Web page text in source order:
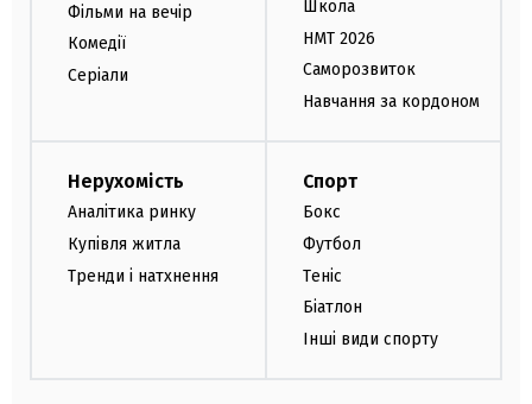
Фільми на вечір
Комедії
Серіали
Школа
НМТ 2026
Саморозвиток
Навчання за кордоном
Нерухомість
Аналітика ринку
Купівля житла
Тренди і натхнення
Спорт
Бокс
Футбол
Теніс
Біатлон
Інші види спорту